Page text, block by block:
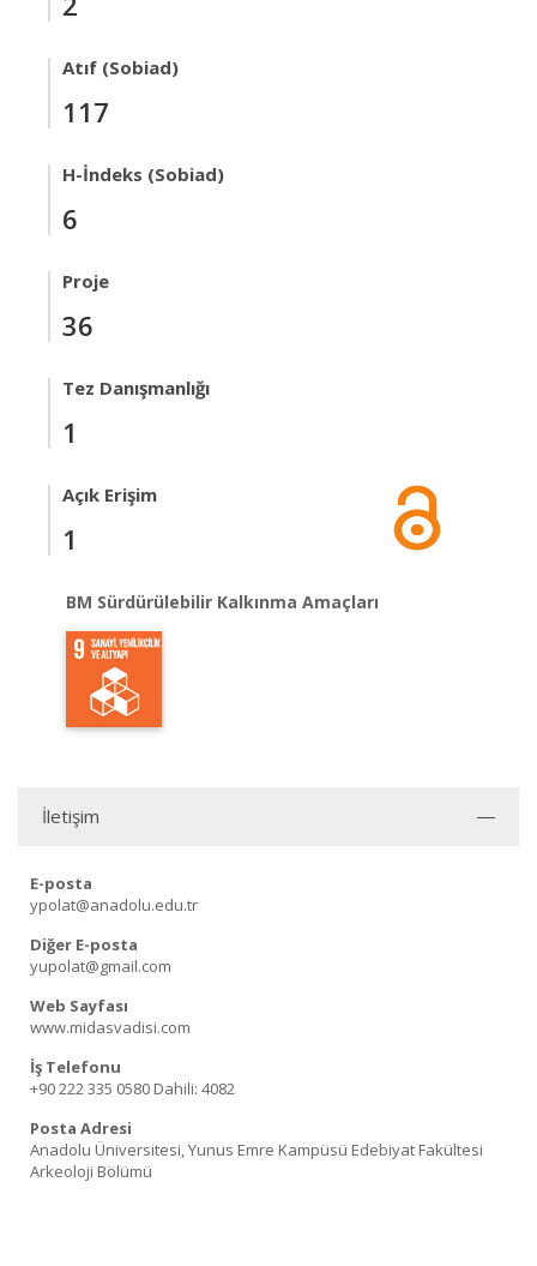
Atıf (Sobiad)
117
H-İndeks (Sobiad)
6
Proje
36
Tez Danışmanlığı
1
Açık Erişim
1
BM Sürdürülebilir Kalkınma Amaçları
İletişim
E-posta
ypolat@anadolu.edu.tr
Diğer E-posta
yupolat@gmail.com
Web Sayfası
www.midasvadisi.com
İş Telefonu
+90 222 335 0580 Dahili: 4082
Posta Adresi
Anadolu Üniversitesi, Yunus Emre Kampüsü Edebiyat Fakültesi
Arkeoloji Bölümü